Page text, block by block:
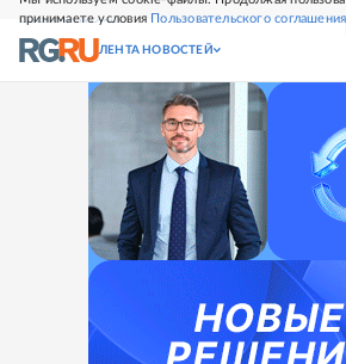
принимаете условия Пользовательского соглашения
СВЕЖИЙ НОМЕР
ЛЕНТА НОВОСТЕЙ